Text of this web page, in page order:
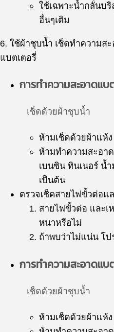
ใช้เฉพาะน้ำกลั่นบ
อื่นๆเติม
6. ใช้ผ้าชุบน้ำ เช็ดทำความส
แบตเตอรี่
การทำความสะอาดแบ
เช็ดด้วยผ้าชุบน้ำ
ห้ามเช็ดด้วยผ้าแห้ง
ห้ามทำความสะอา
เบนซิน ทินเนอร์ น้
เป็นต้น
ตรวจเช็คสายไฟขั้วต่อแ
สายไฟขั้วต่อ และ
หนาหรือไม่
ถ้าพบว่าไม่แน่น โ
การทำความสะอาดแบ
เช็ดด้วยผ้าชุบน้ำ
ห้ามเช็ดด้วยผ้าแห้ง